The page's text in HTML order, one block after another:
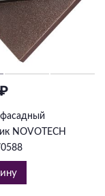
NOVOTECH